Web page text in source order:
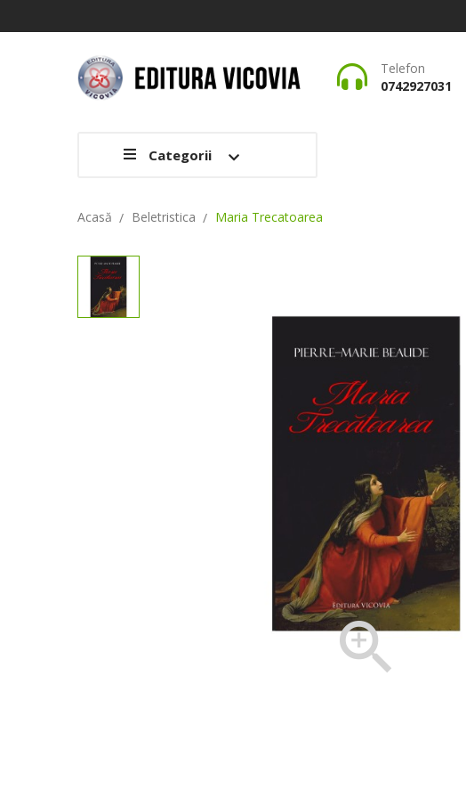
Telefon
0742927031
Categorii
Acasă Beletristica Maria Trecatoarea
